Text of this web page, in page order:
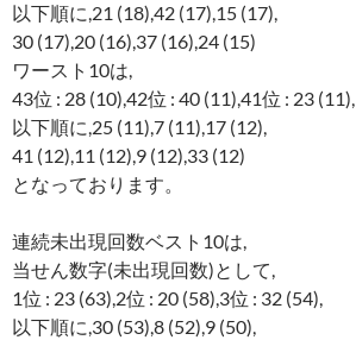
以下順に,21 (18),42 (17),15 (17),
30 (17),20 (16),37 (16),24 (15)
ワースト10は,
43位 : 28 (10),42位 : 40 (11),41位 : 23 (11),
以下順に,25 (11),7 (11),17 (12),
41 (12),11 (12),9 (12),33 (12)
となっております。
連続未出現回数ベスト10は,
当せん数字(未出現回数)として,
1位 : 23 (63),2位 : 20 (58),3位 : 32 (54),
以下順に,30 (53),8 (52),9 (50),